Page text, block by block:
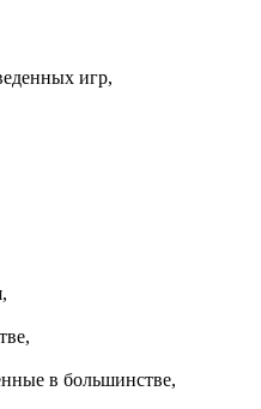
игр,
в большинстве,